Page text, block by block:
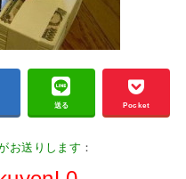
送る Pocket
お送りします ：